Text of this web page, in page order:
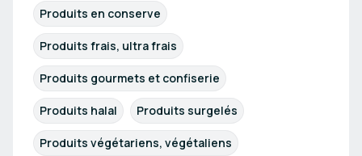
Produits en conserve
Produits frais, ultra frais
Produits gourmets et confiserie
Produits halal Produits surgelés
Produits végétariens, végétaliens